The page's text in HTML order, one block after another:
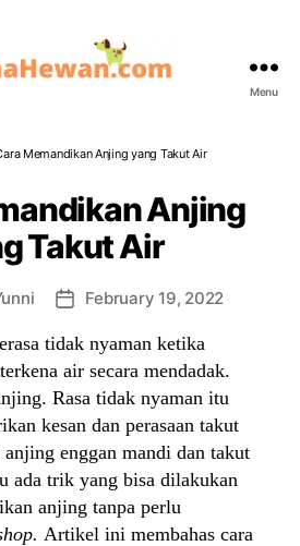
Menu
Memandikan Anjing yang Takut Air
Anjing
Takut Air
PostFebruary 19, 2022
tidak nyaman ketika
air secara mendadak.
Rasa tidak nyaman itu
kesan dan perasaan takut
enggan mandi dan takut
ada trik yang bisa dilakukan
anjing tanpa perlu
Artikel ini membahas cara